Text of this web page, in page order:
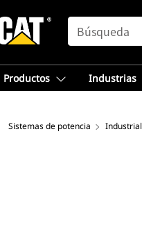
SEARCH
Productos Industrias
Sistemas de potencia Industrial